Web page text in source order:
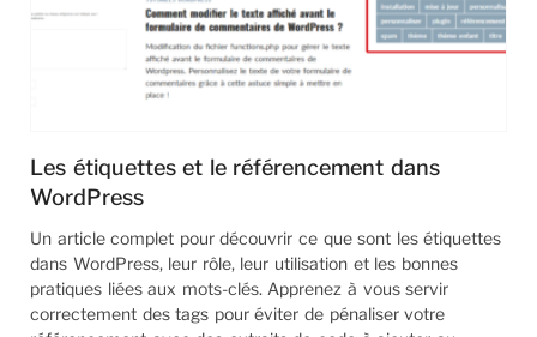
Les étiquettes et le référencement dans
WordPress
Un article complet pour découvrir ce que sont les étiquettes
dans WordPress, leur rôle, leur utilisation et les bonnes
pratiques liées aux mots-clés. Apprenez à vous servir
correctement des tags pour éviter de pénaliser votre